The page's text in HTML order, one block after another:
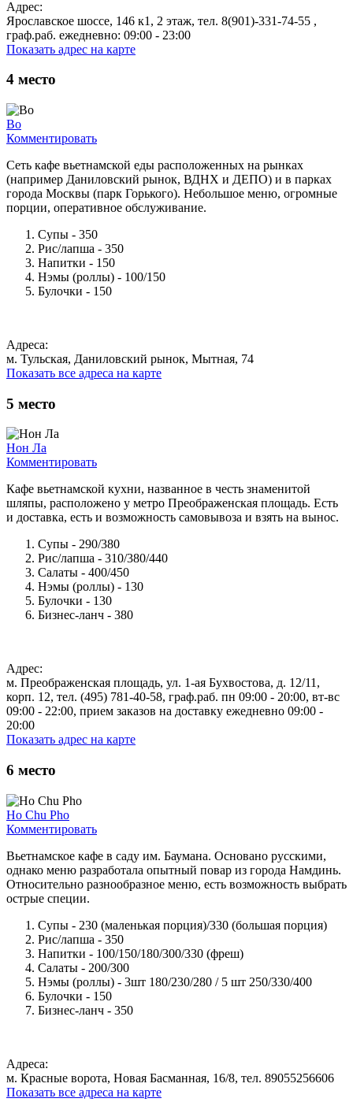
Адрес:
Ярославское шоссе, 146 к1, 2 этаж, тел. 8(901)-331-74-55 ,
граф.раб. ежедневно: 09:00 - 23:00
Показать адрес на карте
4 место
Во
Комментировать
Сеть кафе вьетнамской еды расположенных на рынках
(например Даниловский рынок, ВДНХ и ДЕПО) и в парках
города Москвы (парк Горького). Небольшое меню, огромные
порции, оперативное обслуживание.
Супы - 350
Рис/лапша - 350
Напитки - 150
Нэмы (роллы) - 100/150
Булочки - 150
Адреса:
м. Тульская, Даниловский рынок, Мытная, 74
Показать все адреса на карте
5 место
Нон Ла
Комментировать
Кафе вьетнамской кухни, названное в честь знаменитой
шляпы, расположено у метро Преображенская площадь. Есть
и доставка, есть и возможность самовывоза и взять на вынос.
Супы - 290/380
Рис/лапша - 310/380/440
Салаты - 400/450
Нэмы (роллы) - 130
Булочки - 130
Бизнес-ланч - 380
Адрес:
м. Преображенская площадь, ул. 1-ая Бухвостова, д. 12/11,
корп. 12, тел. (495) 781-40-58, граф.раб. пн 09:00 - 20:00, вт-вс
09:00 - 22:00, прием заказов на доставку ежедневно 09:00 -
20:00
Показать адрес на карте
6 место
Ho Chu Pho
Комментировать
Вьетнамское кафе в саду им. Баумана. Основано русскими,
однако меню разработала опытный повар из города Намдинь.
Относительно разнообразное меню, есть возможность выбрать
острые специи.
Супы - 230 (маленькая порция)/330 (большая порция)
Рис/лапша - 350
Напитки - 100/150/180/300/330 (фреш)
Салаты - 200/300
Нэмы (роллы) - 3шт 180/230/280 / 5 шт 250/330/400
Булочки - 150
Бизнес-ланч - 350
Адреса:
м. Красные ворота, Новая Басманная, 16/8, тел. 89055256606
Показать все адреса на карте